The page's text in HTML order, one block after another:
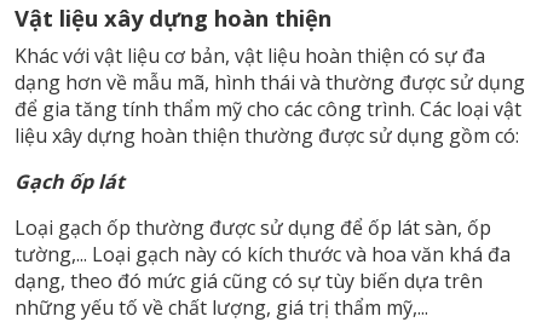
Vật liệu xây dựng hoàn thiện
Khác với vật liệu cơ bản, vật liệu hoàn thiện có sự đa
dạng hơn về mẫu mã, hình thái và thường được sử dụng
để gia tăng tính thẩm mỹ cho các công trình. Các loại vật
liệu xây dựng hoàn thiện thường được sử dụng gồm có:
Gạch ốp lát
Loại gạch ốp thường được sử dụng để ốp lát sàn, ốp
tường,... Loại gạch này có kích thước và hoa văn khá đa
dạng, theo đó mức giá cũng có sự tùy biến dựa trên
những yếu tố về chất lượng, giá trị thẩm mỹ,...